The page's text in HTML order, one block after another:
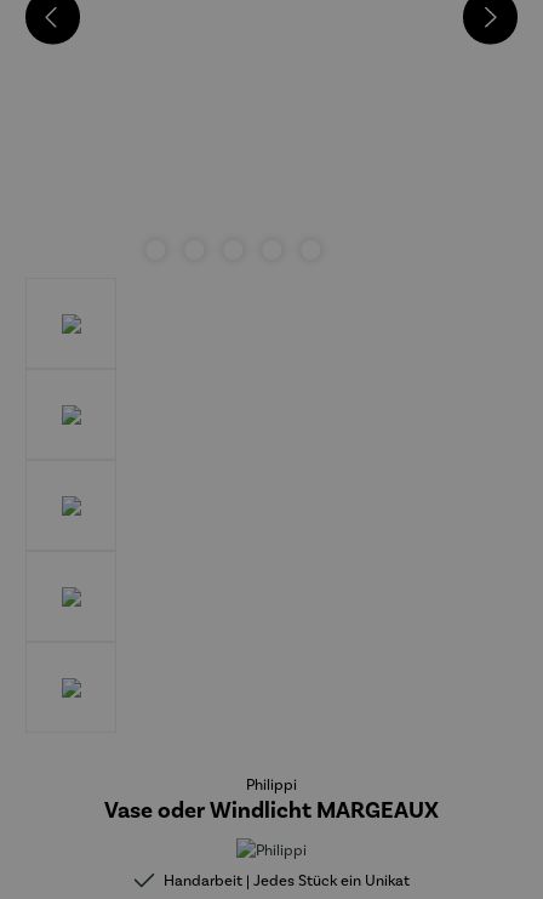
Philippi
Vase oder Windlicht MARGEAUX
Handarbeit | Jedes Stück ein Unikat